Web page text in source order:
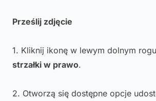
Prześlij zdjęcie
1. Kliknij ikonę w lewym dolnym
strzałki w prawo.
2. Otworzą się dostępne opcje